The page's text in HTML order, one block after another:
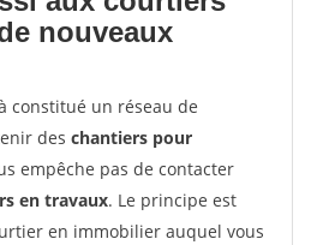
nouveaux
constitué un réseau de
des chantiers pour
empêche pas de contacter
en travaux. Le principe est
en immobilier auquel vous